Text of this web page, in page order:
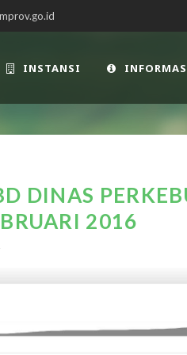
INSTANSI
DINAS
2016